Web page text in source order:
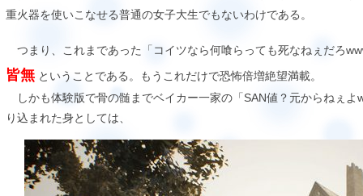
重火器を使いこなせる普通の女子大生でもないわけである。
つまり、これまであった「コイツなら何喰らっても死なねぇだろ
皆無 ということである。もうこれだけで恐怖倍増絶望満載。
しかも体験版で骨の髄までベイカー一家の「SAN値？元からねぇよ
り込まれた身としては、